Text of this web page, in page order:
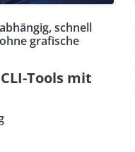
schnell
grafische
Tools mit